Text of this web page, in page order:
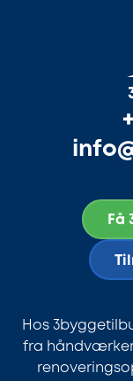
Få
Hos
fra